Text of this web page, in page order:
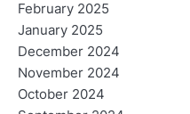
February 2025
January 2025
December 2024
November 2024
October 2024